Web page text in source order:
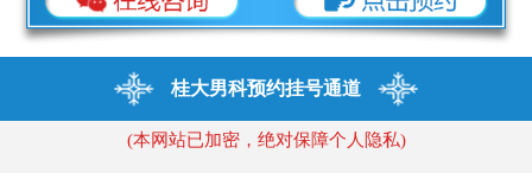
桂大男科预约挂号通道
(本网站已加密，绝对保障个人隐私)